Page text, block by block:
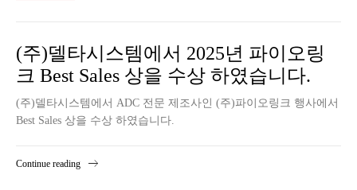
(주)델타시스템에서 2025년 파이오링
크 Best Sales 상을 수상 하였습니다.
(주)델타시스템에서 ADC 전문 제조사인 (주)파이오링크 행사에서
Best Sales 상을 수상 하였습니다.
Continue reading